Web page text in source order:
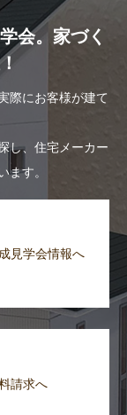
会。家づく
際にお客様が建て
し、住宅メーカー
ます。
見学会情報へ
請求へ